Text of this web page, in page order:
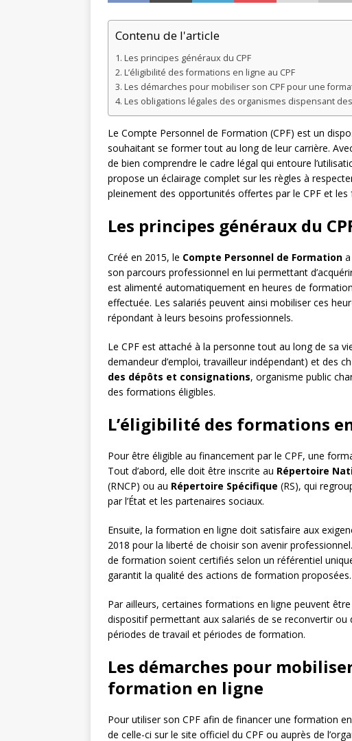
Contenu de l'article
Les principes généraux du CPF
L’éligibilité des formations en ligne au CPF
Les démarches pour mobiliser son CPF pour une
Les obligations légales des organismes dispensant
Le Compte Personnel de Formation (CPF) est un
souhaitant se former tout au long de leur carrière.
de bien comprendre le cadre légal qui entoure
propose un éclairage complet sur les règles à
pleinement des opportunités offertes par le CPF et
Les principes généraux du
Créé en 2015, le Compte Personnel de Formation
son parcours professionnel en lui permettant
est alimenté automatiquement en heures de
effectuée. Les salariés peuvent ainsi mobiliser ces
répondant à leurs besoins professionnels.
Le CPF est attaché à la personne tout au long de sa
demandeur d’emploi, travailleur indépendant) et des
des dépôts et consignations, organisme public
des formations éligibles.
L’éligibilité des formations
Pour être éligible au financement par le CPF, une
Tout d’abord, elle doit être inscrite au Répertoire
(RNCP) ou au Répertoire Spécifique (RS), qui
par l’État et les partenaires sociaux.
Ensuite, la formation en ligne doit satisfaire aux
2018 pour la liberté de choisir son avenir
de formation soient certifiés selon un référentiel
garantit la qualité des actions de formation proposées.
Par ailleurs, certaines formations en ligne peuvent être
dispositif permettant aux salariés de se reconvertir ou
périodes de travail et périodes de formation.
Les démarches pour
formation en ligne
Pour utiliser son CPF afin de financer une formation
de celle-ci sur le site officiel du CPF ou auprès de